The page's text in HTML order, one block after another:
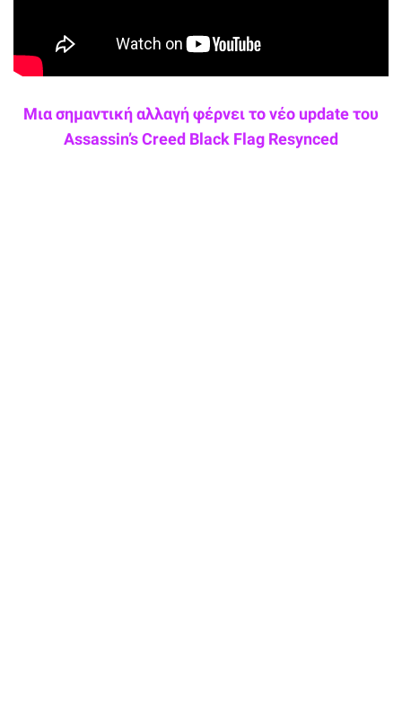
Μια σημαντική αλλαγή φέρνει το νέο update του
Assassin’s Creed Black Flag Resynced